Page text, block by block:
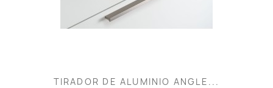
TIRADOR DE ALUMINIO ANGLE...